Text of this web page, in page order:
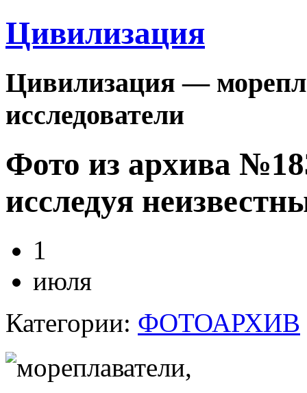
Цивилизация
Цивилизация —
исследователи
Фото из архива
исследуя
1
июля
Категории: ФОТОАРХИВ